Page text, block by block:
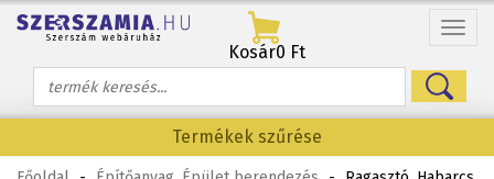
Menü
Kosár0 Ft
Termékek szűrése